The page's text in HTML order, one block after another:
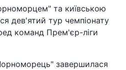
та київською
дев'ятий тур чемпіонату
команд Прем'єр-ліги
завершилася